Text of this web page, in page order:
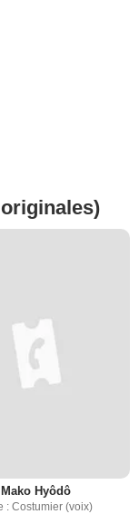
Mako Hyôdô
: Costumier (voix)